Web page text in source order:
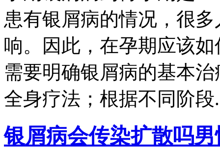
患有银屑病的情况，很
响。因此，在孕期应该
需要明确银屑病的基本
全身疗法；根据不同阶段
银屑病会传染扩散吗男